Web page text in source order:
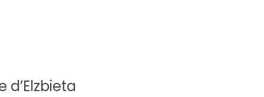
d’Elzbieta